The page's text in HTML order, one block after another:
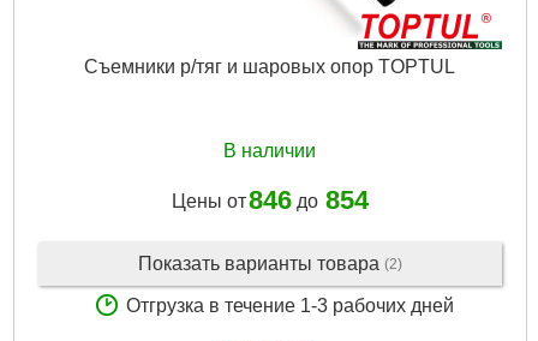
Съемники р/тяг и шаровых опор TOPTUL
В наличии
Цены от846до 854
Показать варианты товара (2)
Отгрузка в течение 1-3 рабочих дней